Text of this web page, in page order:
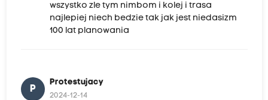
wszystko zle tym nimbom i kolej i trasa
najlepiej niech bedzie tak jak jest niedasizm
100 lat planowania
P
Protestujacy
2024-12-14